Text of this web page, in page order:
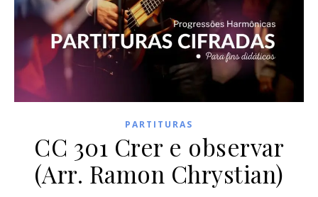
PARTITURAS
CC 301 Crer e observar
(Arr. Ramon Chrystian)